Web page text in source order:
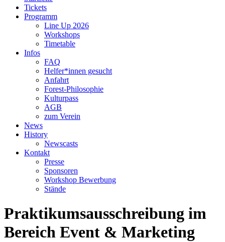
Tickets
Programm
Line Up 2026
Workshops
Timetable
Infos
FAQ
Helfer*innen gesucht
Anfahrt
Forest-Philosophie
Kulturpass
AGB
zum Verein
News
History
Newscasts
Kontakt
Presse
Sponsoren
Workshop Bewerbung
Stände
Praktikumsausschreibung im
Bereich Event & Marketing